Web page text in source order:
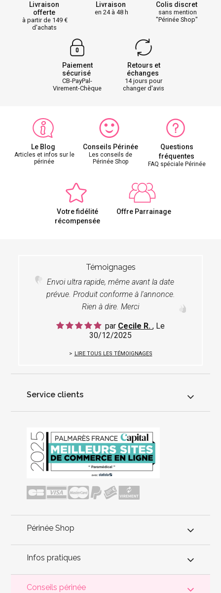
Livraison
offerte
à partir de 149
d'achats
Livraison
en 24 à 48 h
Colis discret
sans mention
"Périnée Shop"
Paiement
sécurisé
CB-PayPal-
Virement-Chèque
Retours et
échanges
14 jours pour
changer d'avis
Le Blog
Articles et infos sur le
périnée
Conseils Périnée
Les conseils de
Périnée Shop
Questions
fréquentes
FAQ spéciale Périnée
Votre fidélité
récompensée
Offre Parrainage
Témoignages
Envoi ultra rapide, même avant la date
prévue. Produit conforme à l'annonce.
Rien à dire. Merci
par Cecile R. , Le
30/12/2025
LIRE TOUS LES TÉMOIGNAGES
Service clients
Périnée Shop
Infos pratiques
Conseils périnée